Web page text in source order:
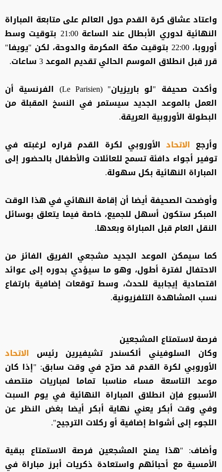
واعتاد عشاق كرة القدم حول العالم على متابعة المباراة
النهائية لدوري الأبطال عند الساعة 21:00 بتوقيت وسط
أوروبا، 22:00 بتوقيت مكة المكرمة والدوحة، لكن "يويفا"
قرر قبل انطلاق الموسم الحالي تقديم الموعد 3 ساعات.
وأكدت صحيفة "لو باريزيان" (Le Parisien) الفرنسية أن
العمل بالموعد الجديد سيستمر في النسخ المقبلة من
البطولة الأوروبية العريقة.
وأرجع الاتحاد الأوروبي لكرة القدم قراره لرغبته في
توفير أجواء دافئة تسمح للعائلات والأطفال بالحضور إلى
المباراة النهائية بكل سهولة.
وأوضحت الصحيفة أيضا أن إقامة النهائي في هذا الوقت
المبكر ستكون أسهل للجميع، خاصة فيما يتعلق بوسائل
النقل العام قبل المباراة وبعدها.
كما سيمكن الموعد الجديد مشجعي الفريق الفائز من
الاحتفال لفترة أطول، وهو ما سيؤدي بدوره إلى عوائد
اقتصادية إيجابية للحدث، وسط توقعات إضافية بارتفاع
نسب المشاهدة التلفزيونية.
فرصة لاستمتاع المشجعين
وكان السلوفيني ألكسندر تشيفيرين رئيس الاتحاد
الأوروبي لكرة القدم قد صرّح في وقت سابق: "إذا كان
موعد التاسعة مساء مناسبا تماما لمباريات منتصف
الأسبوع فإن انطلاق المباراة النهائية في يوم السبت
وفي وقت أبكر يعني نهاية أبكر أيضا بغض النظر عن
اللجوء إلى أشواط إضافية أو ركلات الترجيح".
وأضاف: "هذا يمنح المشجعين فرصة الاستمتاع ببقية
الأمسية مع أحبائهم واستعادة ذكريات أبرز مباراة في